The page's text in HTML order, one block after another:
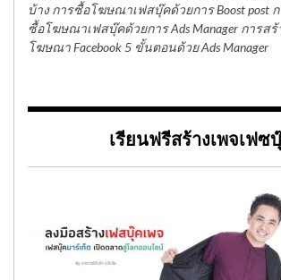
บ้าง การซื้อโฆษณาเฟสบุ๊คด้วยการ Boost post
ซื้อโฆษณาเฟสบุ๊คด้วยการ Ads Manager การสร้
โฆษณา Facebook 5 ขั้นตอนด้วย Ads Manager
เรียนฟรีสร้างเพจเฟซ